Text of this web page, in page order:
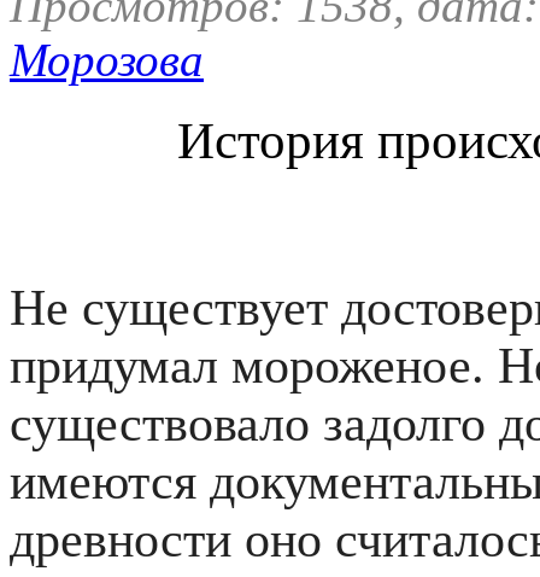
Морозова
История
Не существует
придумал мороженое.
существовало задолго
имеются
древности оно